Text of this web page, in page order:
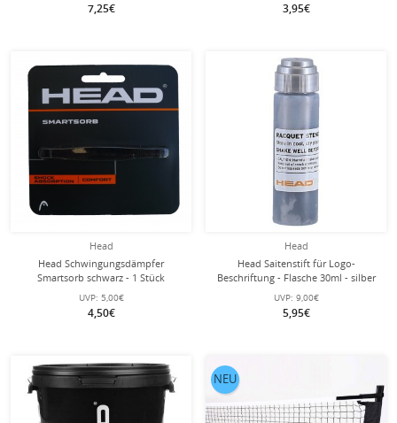
7,25€ 3,95€
Head
Head Schwingungsdämpfer
Smartsorb schwarz - 1 Stück
UVP: 5,00€
4,50€
Head
Head Saitenstift für Logo-
Beschriftung - Flasche 30ml - silber
UVP: 9,00€
5,95€
NEU